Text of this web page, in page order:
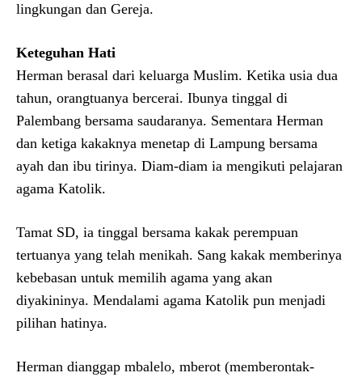
lingkungan dan Gereja.
Keteguhan Hati
Herman berasal dari keluarga Muslim. Ketika usia dua
tahun, orangtuanya bercerai. Ibunya tinggal di
Palembang bersama saudaranya. Sementara Herman
dan ketiga kakaknya menetap di Lampung bersama
ayah dan ibu tirinya. Diam-diam ia mengikuti pelajaran
agama Katolik.
Tamat SD, ia tinggal bersama kakak perempuan
tertuanya yang telah menikah. Sang kakak memberinya
kebebasan untuk memilih agama yang akan
diyakininya. Mendalami agama Katolik pun menjadi
pilihan hatinya.
Herman dianggap mbalelo, mberot (memberontak-